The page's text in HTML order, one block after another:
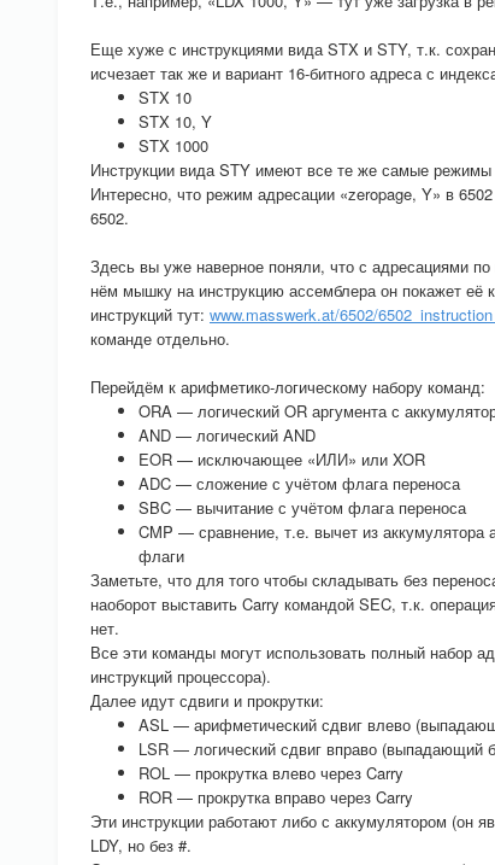
Еще хуже с инструкциями вида STX и STY, т.к.
исчезает так же и вариант 16-битного адреса с
STX 10
STX 10, Y
STX 1000
Инструкции вида STY имеют все те же самые режимы
Интересно, что режим адресации «zeropage, Y» в
6502.
Здесь вы уже наверное поняли, что с адресациями
нём мышку на инструкцию ассемблера он покажет
инструкций тут: www.masswerk.at/6502/
команде отдельно.
Перейдём к арифметико-логическому набору команд:
ORA — логический OR аргумента с
AND — логический AND
EOR — исключающее «ИЛИ» или XOR
ADC — сложение с учётом флага переноса
SBC — вычитание с учётом флага переноса
CMP — сравнение, т.е. вычет из аккумулятора
флаги
Заметьте, что для того чтобы складывать без
наоборот выставить Carry командой SEC, т.к.
нет.
Все эти команды могут использовать полный набор
инструкций процессора).
Далее идут сдвиги и прокрутки:
ASL — арифметический сдвиг влево
LSR — логический сдвиг вправо (выпадающий
ROL — прокрутка влево через Carry
ROR — прокрутка вправо через Carry
Эти инструкции работают либо с аккумулятором (он
LDY, но без #.